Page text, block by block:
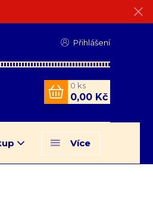
Přihlášení
0 ks
0,00 Kč
Více